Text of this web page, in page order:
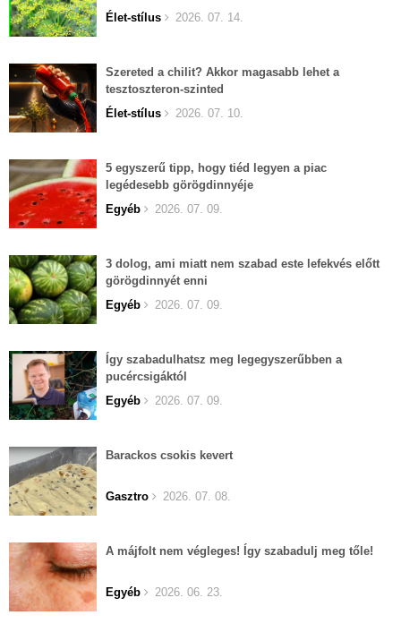
Élet-stílus
2026. 07. 14.
Szereted a chilit? Akkor magasabb lehet a
tesztoszteron-szinted
Élet-stílus
2026. 07. 10.
5 egyszerű tipp, hogy tiéd legyen a piac
legédesebb görögdinnyéje
Egyéb
2026. 07. 09.
3 dolog, ami miatt nem szabad este lefekvés előtt
görögdinnyét enni
Egyéb
2026. 07. 09.
Így szabadulhatsz meg legegyszerűbben a
pucércsigáktól
Egyéb
2026. 07. 09.
Barackos csokis kevert
Gasztro 2026. 07. 08.
A májfolt nem végleges! Így szabadulj meg tőle!
Egyéb 2026. 06. 23.